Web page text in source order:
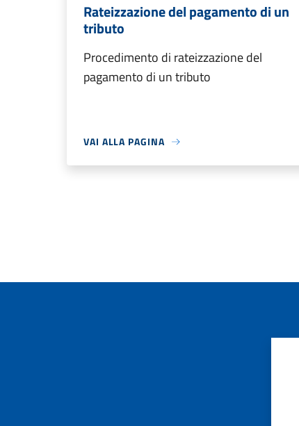
Rateizzazione del pagamento di un
tributo
Procedimento di rateizzazione del
pagamento di un tributo
VAI ALLA PAGINA